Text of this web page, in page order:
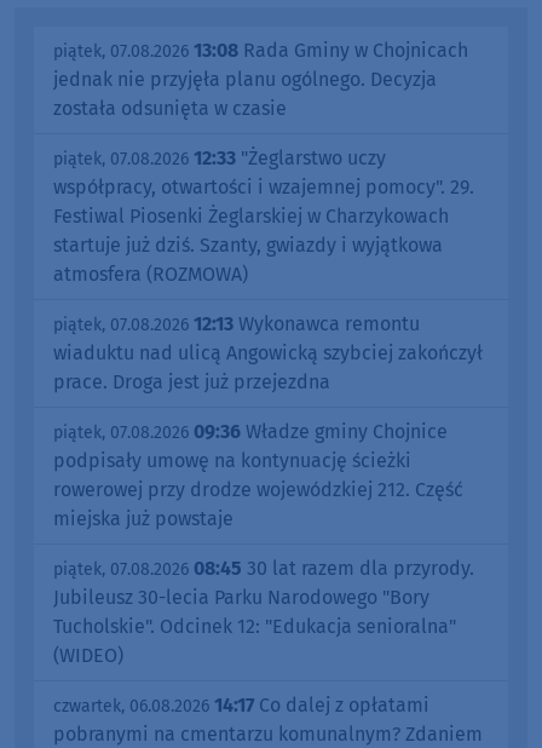
piątek, 07.08.2026 13:08 Rada Gminy w Chojnicach
jednak nie przyjęła planu ogólnego. Decyzja
została odsunięta w czasie
piątek, 07.08.2026 12:33 "Żeglarstwo uczy
współpracy, otwartości i wzajemnej pomocy". 29.
Festiwal Piosenki Żeglarskiej w Charzykowach
startuje już dziś. Szanty, gwiazdy i wyjątkowa
atmosfera (ROZMOWA)
piątek, 07.08.2026 12:13 Wykonawca remontu
wiaduktu nad ulicą Angowicką szybciej zakończył
prace. Droga jest już przejezdna
piątek, 07.08.2026 09:36 Władze gminy Chojnice
podpisały umowę na kontynuację ścieżki
rowerowej przy drodze wojewódzkiej 212. Część
miejska już powstaje
piątek, 07.08.2026 08:45 30 lat razem dla przyrody.
Jubileusz 30-lecia Parku Narodowego "Bory
Tucholskie". Odcinek 12: "Edukacja senioralna"
(WIDEO)
czwartek, 06.08.2026 14:17 Co dalej z opłatami
pobranymi na cmentarzu komunalnym? Zdaniem